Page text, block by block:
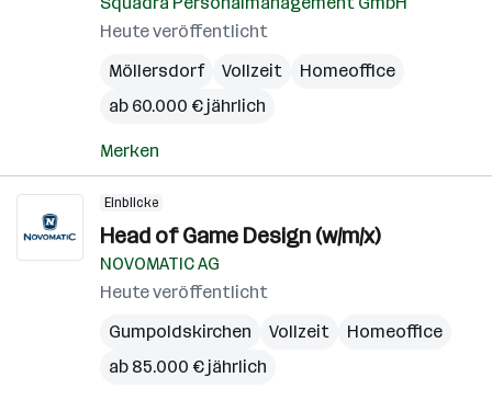
Heute veröffentlicht
Möllersdorf
Vollzeit
Homeoffice
ab 60.000 € jährlich
Merken
Einblicke
Head of Game Design (w/m/x)
NOVOMATIC AG
Heute veröffentlicht
Gumpoldskirchen
Vollzeit
Homeoffice
ab 85.000 € jährlich